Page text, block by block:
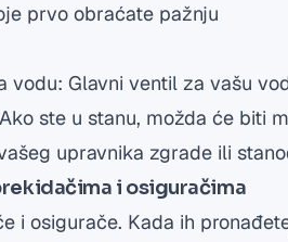
prvo obraćate pažnju
vodu: Glavni ventil za vašu
ste u stanu, možda će biti
upravnika zgrade ili
i osiguračima
i osigurače. Kada ih